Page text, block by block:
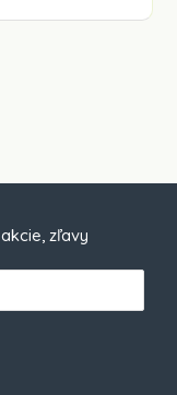
akcie, zľavy